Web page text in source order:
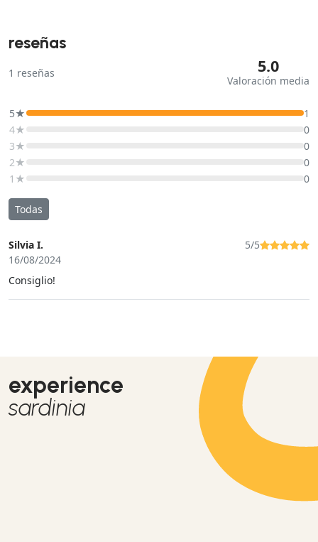
reseñas
1 reseñas 5.0
Valoración media
5★
1
4★
0
3★
0
2★
0
1★
0
Todas
Silvia I.
16/08/2024
5/5
Consiglio!
experience
sardinia